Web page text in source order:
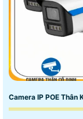
Camera IP POE